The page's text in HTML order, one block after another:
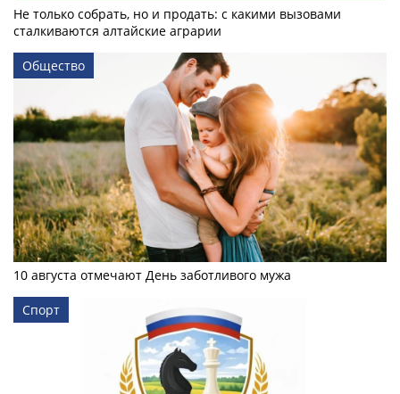
Не только собрать, но и продать: с какими вызовами
сталкиваются алтайские аграрии
Общество
10 августа отмечают День заботливого мужа
Спорт